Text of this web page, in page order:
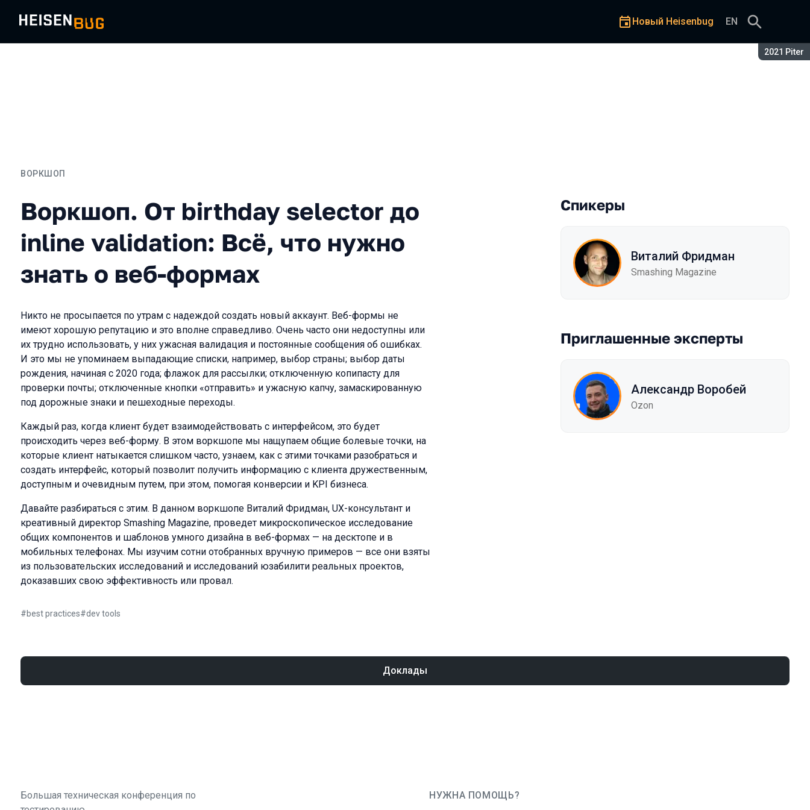
Сезон:
2021 Piter
Новый Heisenbug EN
ВОРКШОП
Воркшоп. От birthday selector до
inline validation: Всё, что нужно
знать о веб-формах
Никто не просыпается по утрам с надеждой создать новый аккаунт. Веб-формы не
имеют хорошую репутацию и это вполне справедливо. Очень часто они недоступны или
их трудно использовать, у них ужасная валидация и постоянные сообщения об ошибках.
И это мы не упоминаем выпадающие списки, например, выбор страны; выбор даты
рождения, начиная с 2020 года; флажок для рассылки; отключенную копипасту для
проверки почты; отключенные кнопки «отправить» и ужасную капчу, замаскированную
под дорожные знаки и пешеходные переходы.
Каждый раз, когда клиент будет взаимодействовать с интерфейсом, это будет
происходить через веб-форму. В этом воркшопе мы нащупаем общие болевые точки, на
которые клиент натыкается слишком часто, узнаем, как с этими точками разобраться и
создать интерфейс, который позволит получить информацию с клиента дружественным,
доступным и очевидным путем, при этом, помогая конверсии и KPI бизнеса.
Давайте разбираться с этим. В данном воркшопе Виталий Фридман, UX-консультант и
креативный директор Smashing Magazine, проведет микроскопическое исследование
общих компонентов и шаблонов умного дизайна в веб-формах — на десктопе и в
мобильных телефонах. Мы изучим сотни отобранных вручную примеров — все они взяты
из пользовательских исследований и исследований юзабилити реальных проектов,
доказавших свою эффективность или провал.
#best practices#dev tools
Спикеры
Виталий Фридман
Smashing Magazine
Приглашенные эксперты
Александр Воробей
Ozon
Доклады
Большая техническая конференция по
НУЖНА ПОМОЩЬ?